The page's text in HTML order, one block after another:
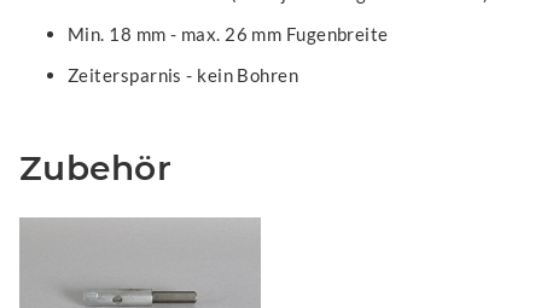
Min. 18 mm - max. 26 mm Fugenbreite
Zeitersparnis - kein Bohren
Zubehör